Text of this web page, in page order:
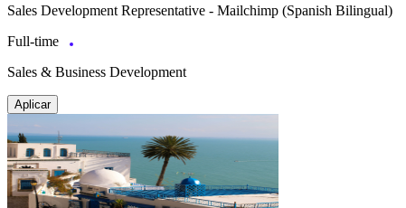
Sales Development Representative - Mailchimp (Spanish Bilingual)
Full-time
Sales & Business Development
Aplicar